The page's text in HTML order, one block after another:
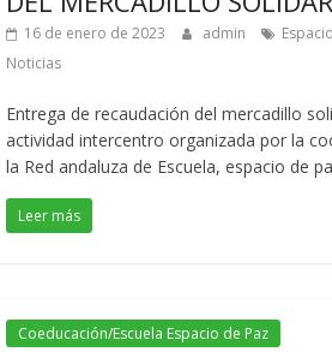
16 de enero de 2023 admin
Noticias
Entrega de recaudación del mercadillo
actividad intercentro organizada por la
la Red andaluza de Escuela, espacio de
Leer más
Coeducación/Escuela Espacio de Paz